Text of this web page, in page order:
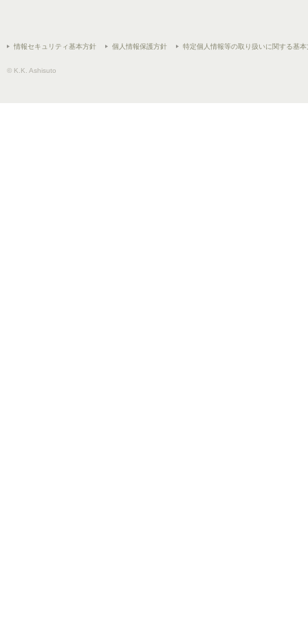
情報セキュリティ基本方針 個人情報保護方針 特定個人情報等の取り扱いに関する基本
© K.K. Ashisuto